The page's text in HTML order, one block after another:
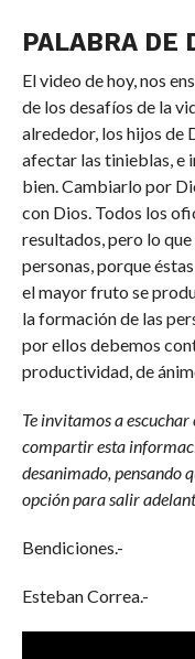
PALABRA DE
El video de hoy, nos
de los desafíos de la
alrededor, los hijos de
afectar las tinieblas, e
bien. Cambiarlo por
con Dios. Todos los
resultados, pero lo
personas, porque
el mayor fruto se
la formación de las
por ellos debemos
productividad, de
Te invitamos a
compartir esta
desanimado, pensando
opción para salir
Bendiciones.-
Esteban Correa.-